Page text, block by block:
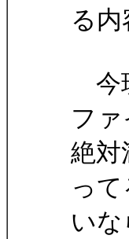
る
今
フ
絶対
っ
い